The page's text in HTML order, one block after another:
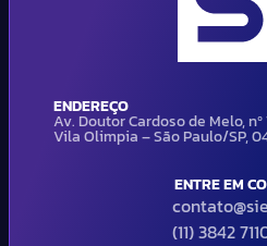
ENDEREÇO
Av. Doutor Cardoso de Melo,
Vila Olimpia – São Paulo/SP,
ENTRE EM
(11) 3842